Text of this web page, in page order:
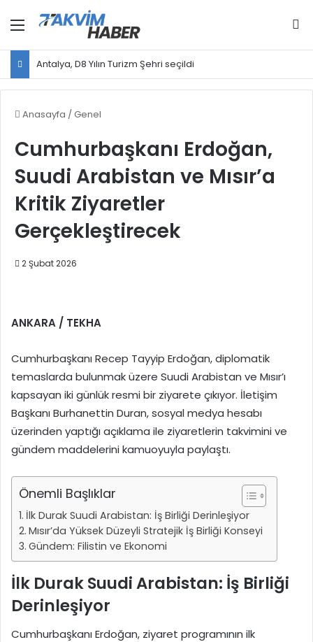
Menü
Antalya, D8 Yılın Turizm Şehri seçildi
Anasayfa / Genel
Cumhurbaşkanı Erdoğan,
Suudi Arabistan ve Mısır’a
Kritik Ziyaretler
Gerçekleştirecek
2 Şubat 2026
ANKARA / TEKHA
Cumhurbaşkanı Recep Tayyip Erdoğan, diplomatik
temaslarda bulunmak üzere Suudi Arabistan ve Mısır’ı
kapsayan iki günlük resmi bir ziyarete çıkıyor. İletişim
Başkanı Burhanettin Duran, sosyal medya hesabı
üzerinden yaptığı açıklama ile ziyaretlerin takvimini ve
gündem maddelerini kamuoyuyla paylaştı.
Önemli Başlıklar
İlk Durak Suudi Arabistan: İş Birliği Derinleşiyor
Mısır’da Yüksek Düzeyli Stratejik İş Birliği Konseyi
Gündem: Filistin ve Ekonomi
İlk Durak Suudi Arabistan: İş Birliği
Derinleşiyor
Cumhurbaşkanı Erdoğan, ziyaret programının ilk